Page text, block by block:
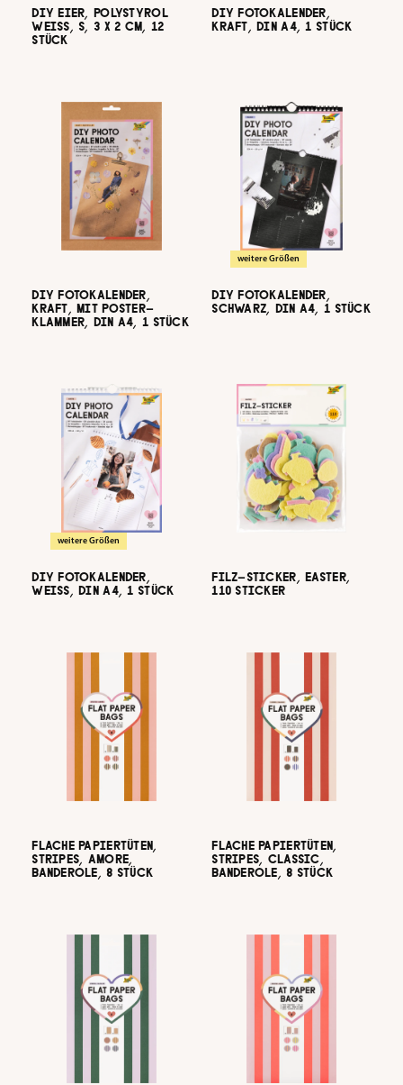
DIY EIER, POLYSTYROL
WEISS, S, 3 X 2 CM, 12 S
TÜCK
DIY FOTOKALENDER,
KRAFT, DIN A4, 1 STÜCK
DIY FOTOKALENDER,
KRAFT, MIT POSTER-
KLAMMER, DIN A4, 1 STÜCK
weitere Größen
DIY FOTOKALENDER,
SCHWARZ, DIN A4, 1 STÜCK
weitere Größen
DIY FOTOKALENDER,
WEISS, DIN A4, 1 STÜCK
FILZ-STICKER, EASTER,
110 STICKER
FLACHE PAPIERTÜTEN,
STRIPES, AMORE,
BANDEROLE, 8 STÜCK
FLACHE PAPIERTÜTEN,
STRIPES, CLASSIC,
BANDEROLE, 8 STÜCK